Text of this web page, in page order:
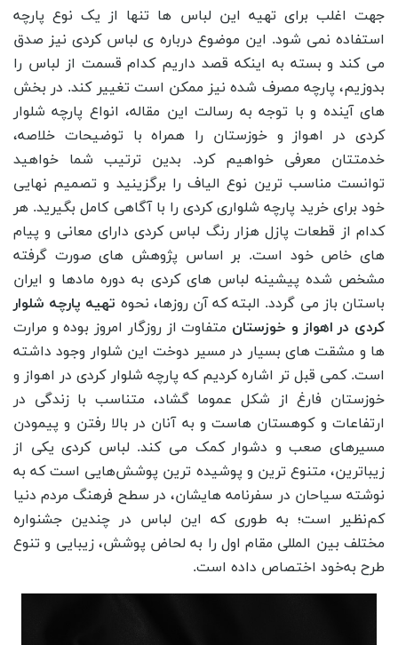
جهت اغلب برای تهیه این لباس ‌ها تنها از یک نوع پارچه
استفاده نمی ‌شود. این موضوع درباره‌ ی لباس کردی نیز صدق
می ‌کند و بسته به اینکه قصد داریم کدام قسمت از لباس را
بدوزیم، پارچه مصرف شده نیز ممکن است تغییر کند. در بخش
های آینده و با توجه به رسالت این مقاله، انواع پارچه شلوار
کردی در اهواز و خوزستان را همراه با توضیحات خلاصه،
خدمتتان معرفی خواهیم کرد. بدین ترتیب شما خواهید
توانست مناسب ترین نوع الیاف را برگزینید و تصمیم نهایی
خود برای خرید پارچه شلواری کردی را با آگاهی کامل بگیرید. هر
کدام از قطعات پازل هزار رنگ لباس کردی دارای معانی و پیام
های خاص خود است. بر اساس پژوهش های صورت گرفته
مشخص شده پیشینه لباس های کردی به دوره مادها و ایران
باستان باز می گردد. البته که آن روزها، نحوه تهیه پارچه شلوار
کردی در اهواز و خوزستان متفاوت از روزگار امروز بوده و مرارت
ها و مشقت های بسیار در مسیر دوخت این شلوار وجود داشته
است. کمی قبل تر اشاره کردیم که پارچه شلوار کردی در اهواز و
خوزستان فارغ از شکل عموما گشاد، متناسب با زندگی در
ارتفاعات و کوهستان هاست و به آنان در بالا رفتن و پیمودن
مسیرهای صعب و دشوار کمک می کند. لباس کردی یکی از
زیباترین، متنوع ‌ترین و پوشیده ‌ترین پوشش‌هایی است که به
نوشته سیاحان در سفرنامه ‌هایشان، در سطح فرهنگ مردم دنیا
کم‌نظیر است؛ به طوری که این لباس در چندین جشنواره
مختلف بین ‌المللی مقام اول را به لحاض پوشش، زیبایی و تنوع
طرح به‌خود اختصاص داده است.